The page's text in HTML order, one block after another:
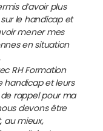
d’avoir plus
le handicap et
mener mes
en situation
RH Formation
handicap et leurs
rappel pour ma
devons être
au mieux,